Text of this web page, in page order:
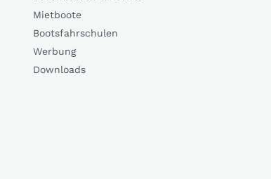
Mietboote
Bootsfahrschulen
Werbung
Downloads